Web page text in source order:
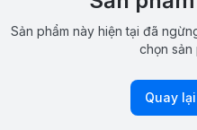
Sản phẩm này hiện tại đã
chọn sản
Quay